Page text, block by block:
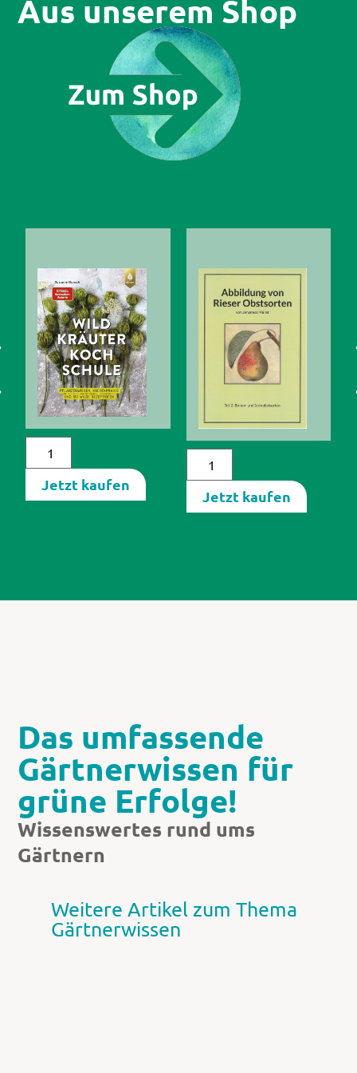
Aus unserem Shop
40,00 €
Jetzt kaufen
49,90 €
Jetzt kaufen
Das umfassende
Gärtnerwissen für
grüne Erfolge!
Wissenswertes rund ums
Gärtnern
Weitere Artikel zum Thema
Gärtnerwissen